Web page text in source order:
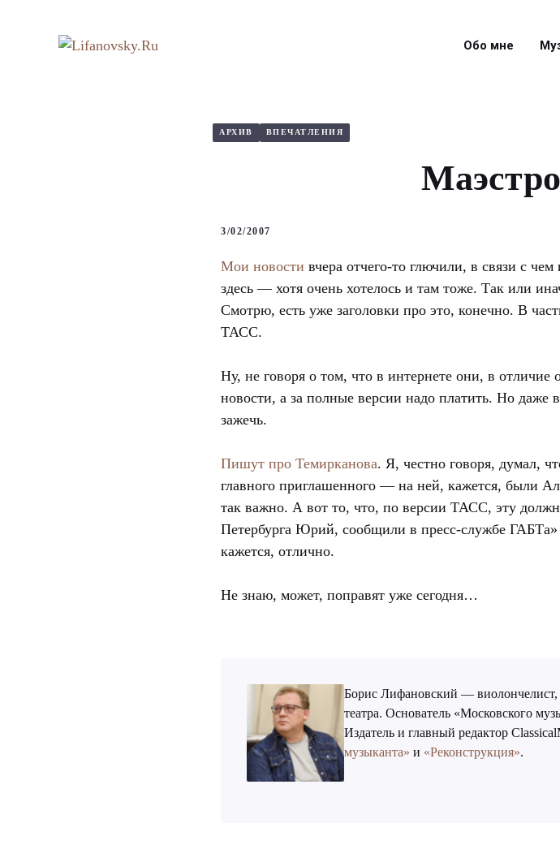
содержимому
Обо мне
АРХИВ ВПЕЧАТЛЕНИЯ
3/02/2007
Мои новости вчера отчего-то глючили, в связи с
здесь — хотя очень хотелось и там тоже. Так или
Смотрю, есть уже заголовки про это, конечно. В
ТАСС.
Ну, не говоря о том, что в интернете они, в
новости, а за полные версии надо платить. Но
зажечь.
Пишут про Темирканова. Я, честно говоря, думал,
главного приглашенного — на ней, кажется, были
так важно. А вот то, что, по версии ТАСС, эту
Петербурга Юрий, сообщили в пресс-службе
кажется, отлично.
Не знаю, может, поправят уже сегодня…
Борис Лифановский — виолончелист,
театра. Основатель «Московского
Издатель и главный редактор
музыканта» и «Реконструкция».